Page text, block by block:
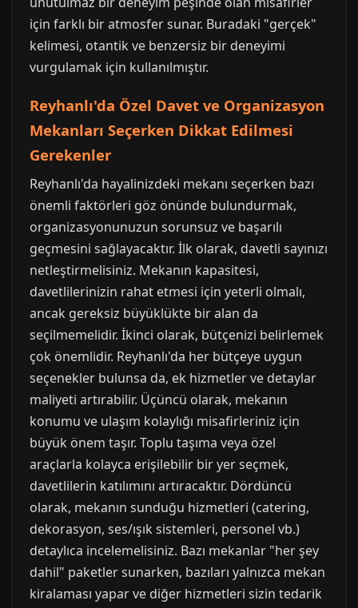
için farklı bir atmosfer sunar. Buradaki "gerçek"
kelimesi, otantik ve benzersiz bir deneyimi
vurgulamak için kullanılmıştır.
Reyhanlı'da Özel Davet ve Organizasyon
Mekanları Seçerken Dikkat Edilmesi
Gerekenler
Reyhanlı'da hayalinizdeki mekanı seçerken bazı
önemli faktörleri göz önünde bulundurmak,
organizasyonunuzun sorunsuz ve başarılı
geçmesini sağlayacaktır. İlk olarak, davetli sayınızı
netleştirmelisiniz. Mekanın kapasitesi,
davetlilerinizin rahat etmesi için yeterli olmalı,
ancak gereksiz büyüklükte bir alan da
seçilmemelidir. İkinci olarak, bütçenizi belirlemek
çok önemlidir. Reyhanlı'da her bütçeye uygun
seçenekler bulunsa da, ek hizmetler ve detaylar
maliyeti artırabilir. Üçüncü olarak, mekanın
konumu ve ulaşım kolaylığı misafirleriniz için
büyük önem taşır. Toplu taşıma veya özel
araçlarla kolayca erişilebilir bir yer seçmek,
davetlilerin katılımını artıracaktır. Dördüncü
olarak, mekanın sunduğu hizmetleri (catering,
dekorasyon, ses/ışık sistemleri, personel vb.)
detaylıca incelemelisiniz. Bazı mekanlar "her şey
dahil" paketler sunarken, bazıları yalnızca mekan
kiralaması yapar ve diğer hizmetleri sizin tedarik